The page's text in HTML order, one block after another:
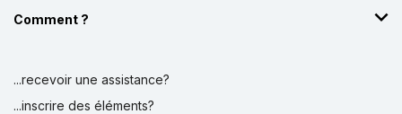
Comment ?
...recevoir une assistance?
...inscrire des éléments?